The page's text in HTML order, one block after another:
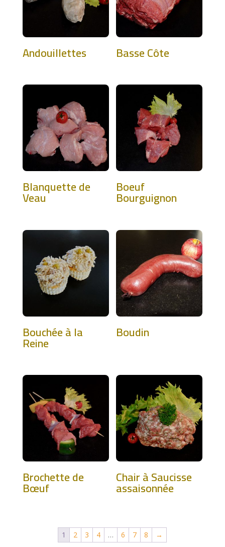
Andouillettes Basse Côte
Blanquette de
Veau
Boeuf
Bourguignon
Bouchée à la
Reine
Boudin
Brochette de
Bœuf
Chair à Saucisse
assaisonnée
1 2 3 4 … 6 7 8 →